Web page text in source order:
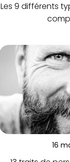
Les 9 différents
16